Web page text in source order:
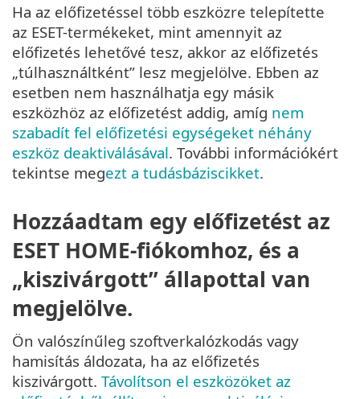
Ha az előfizetéssel több eszközre telepítette
az ESET-termékeket, mint amennyit az
előfizetés lehetővé tesz, akkor az előfizetés
„túlhasználtként” lesz megjelölve. Ebben az
esetben nem használhatja egy másik
eszközhöz az előfizetést addig, amíg nem
szabadít fel előfizetési egységeket néhány
eszköz deaktiválásával. További információkért
tekintse megezt a tudásbáziscikket.
Hozzáadtam egy előfizetést az
ESET HOME-fiókomhoz, és a
„kiszivárgott” állapottal van
megjelölve.
Ön valószínűleg szoftverkalózkodás vagy
hamisítás áldozata, ha az előfizetés
kiszivárgott. Távolítson el eszközöket az